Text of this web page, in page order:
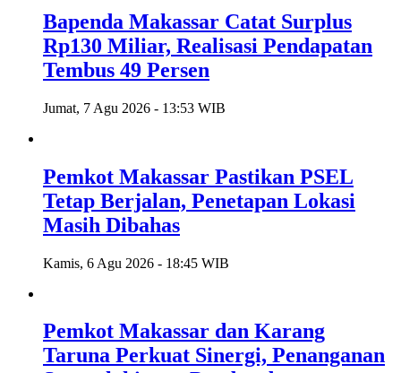
Bapenda Makassar Catat Surplus
Rp130 Miliar, Realisasi Pendapatan
Tembus 49 Persen
Jumat, 7 Agu 2026 - 13:53 WIB
Pemkot Makassar Pastikan PSEL
Tetap Berjalan, Penetapan Lokasi
Masih Dibahas
Kamis, 6 Agu 2026 - 18:45 WIB
Pemkot Makassar dan Karang
Taruna Perkuat Sinergi, Penanganan